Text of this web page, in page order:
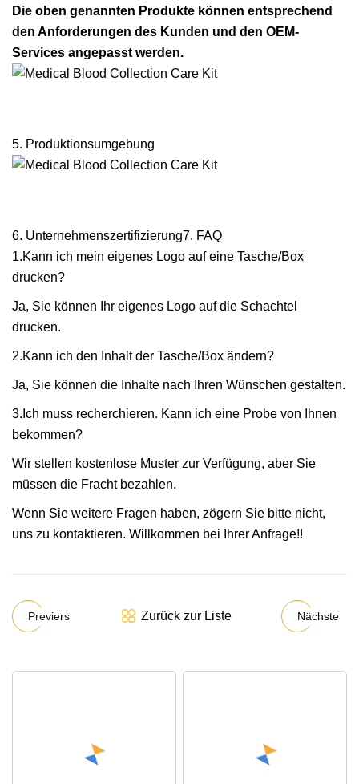
Die oben genannten Produkte können entsprechend
den Anforderungen des Kunden und den OEM-
Services angepasst werden.
5. Produktionsumgebung
6. Unternehmenszertifizierung7. FAQ
1.Kann ich mein eigenes Logo auf eine Tasche/Box
drucken?
Ja, Sie können Ihr eigenes Logo auf die Schachtel
drucken.
2.Kann ich den Inhalt der Tasche/Box ändern?
Ja, Sie können die Inhalte nach Ihren Wünschen gestalten.
3.Ich muss recherchieren. Kann ich eine Probe von Ihnen
bekommen?
Wir stellen kostenlose Muster zur Verfügung, aber Sie
müssen die Fracht bezahlen.
Wenn Sie weitere Fragen haben, zögern Sie bitte nicht,
uns zu kontaktieren. Willkommen bei Ihrer Anfrage!!
Previers Zurück zur Liste Nächste